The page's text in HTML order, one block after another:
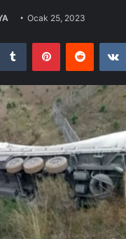
Ocak 25, 2023
Tumblr PinterestReddit